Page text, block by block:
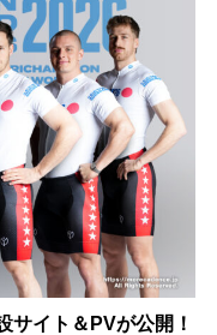
サイト＆PVが公開！